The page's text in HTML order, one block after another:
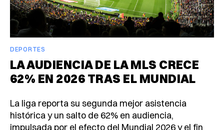
DEPORTES
LA AUDIENCIA DE LA MLS CRECE
62% EN 2026 TRAS EL MUNDIAL
La liga reporta su segunda mejor asistencia
histórica y un salto de 62% en audiencia,
impulsada por el efecto del Mundial 2026 y el fin